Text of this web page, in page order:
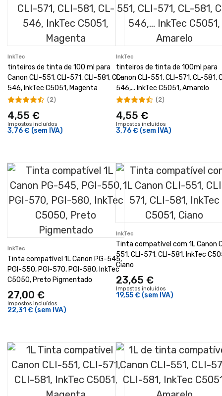
InkTec
tinteiros de tinta de 100 ml para
Canon CLI-551, CLI-571, CLI-581, CL-
546, InkTec C5051, Magenta
4,55 €
Impostos incluídos
3,76 € (sem IVA)
(2)
InkTec
tinteiros de tinta de 100ml para
Canon CLI-551, CLI-571, CL-581,
546,... InkTec C5051, Amarelo
4,55 €
Impostos incluídos
3,76 € (sem IVA)
(2)
InkTec
Tinta compatível 1L Canon PG-545,
PGI-550, PGI-570, PGI-580, InkTec
C5050, Preto Pigmentado
27,00 €
Impostos incluídos
22,31 € (sem IVA)
InkTec
Tinta compatível com 1L Canon
551, CLI-571, CLI-581, InkTec
Ciano
23,65 €
Impostos incluídos
19,55 € (sem IVA)